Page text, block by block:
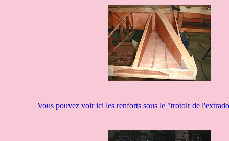
Vous pouvez voir ici les renforts sous le "trotoir de